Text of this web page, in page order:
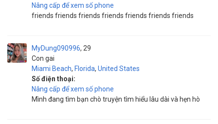
Nâng cấp để xem số phone
friends friends friends friends friends friends friends
MyDung090996
Con gai
29
Miami Beach, Florida, United States
Số điện thoại:
Nâng cấp để xem số phone
Mình đang tìm bạn chò truyện tìm hiểu lâu dài và hẹn hò